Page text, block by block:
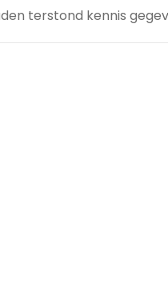
terstond kennis